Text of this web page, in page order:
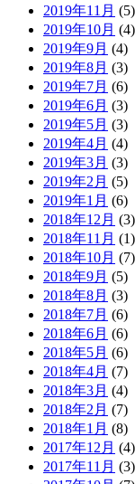
2019年11月 (5)
2019年10月 (4)
2019年9月 (4)
2019年8月 (3)
2019年7月 (6)
2019年6月 (3)
2019年5月 (3)
2019年4月 (4)
2019年3月 (3)
2019年2月 (5)
2019年1月 (6)
2018年12月 (3)
2018年11月 (1)
2018年10月 (7)
2018年9月 (5)
2018年8月 (3)
2018年7月 (6)
2018年6月 (6)
2018年5月 (6)
2018年4月 (7)
2018年3月 (4)
2018年2月 (7)
2018年1月 (8)
2017年12月 (4)
2017年11月 (3)